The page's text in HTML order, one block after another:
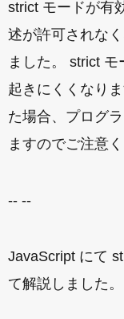
strict モードが有
述が許可されな
ました。 strict
起きにくくなり
た場合、プログ
ますのでご注意く
-- --
JavaScript にて
て解説しました。